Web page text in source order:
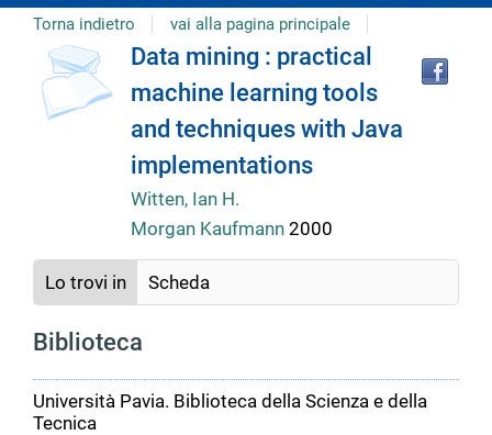
Torna indietro vai alla pagina principale
Dettaglio
del
documento
Data mining : practical
machine learning tools
and techniques with Java
implementations
Witten, Ian H.
Morgan Kaufmann 2000
Lo trovi in Scheda
Biblioteca
Università Pavia. Biblioteca della Scienza e della
Tecnica